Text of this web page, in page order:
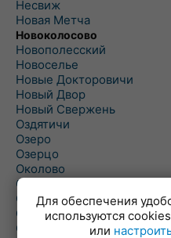
Несвиж
Новая Метча
Новоколосово
Новополесский
Новоселье
Новые Докторовичи
Новый Двор
Новый Свержень
Оздятичи
Озеро
Озерцо
Околово
Октябрь
Октябрьский
Олехновичи
Омговичи
Для обеспечения
используются
или